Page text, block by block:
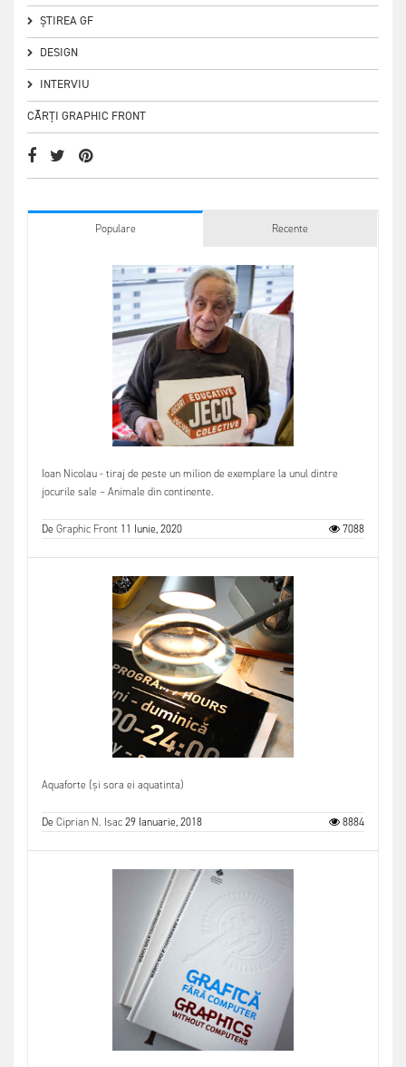
ȘTIREA GF
DESIGN
INTERVIU
CĂRȚI GRAPHIC FRONT
Populare Recente
Ioan Nicolau - tiraj de peste un milion de exemplare la unul dintre
jocurile sale – Animale din continente.
DeGraphic Front 11 Iunie, 2020 7088
Aquaforte (și sora ei aquatinta)
DeCiprian N. Isac29 Ianuarie, 2018 8884